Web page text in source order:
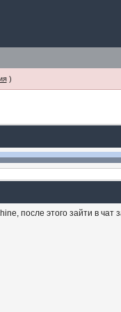
)
после этого зайти в